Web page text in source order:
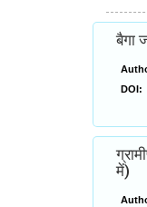
बैगा
DOI:
में)